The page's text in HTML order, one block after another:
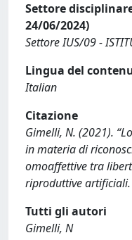
Settore
24/06/2024)
Settore IUS/09 -
Lingua del
Italian
Citazione
Gimelli, N. (2021).
in materia di
omoaffettive tra
riproduttive artificiali.
Tutti gli autori
Gimelli, N